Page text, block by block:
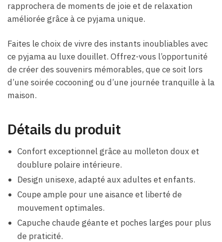
rapprochera de moments de joie et de relaxation
améliorée grâce à ce pyjama unique.
Faites le choix de vivre des instants inoubliables avec
ce pyjama au luxe douillet. Offrez-vous l’opportunité
de créer des souvenirs mémorables, que ce soit lors
d’une soirée cocooning ou d’une journée tranquille à la
maison.
Détails du produit
Confort exceptionnel grâce au molleton doux et
doublure polaire intérieure.
Design unisexe, adapté aux adultes et enfants.
Coupe ample pour une aisance et liberté de
mouvement optimales.
Capuche chaude géante et poches larges pour plus
de praticité.